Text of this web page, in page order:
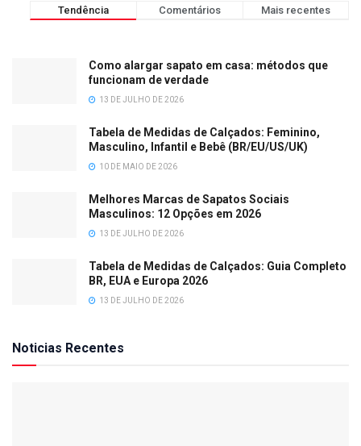
Tendência Comentários Mais recentes
Como alargar sapato em casa: métodos que
funcionam de verdade
13 DE JULHO DE 2026
Tabela de Medidas de Calçados: Feminino,
Masculino, Infantil e Bebê (BR/EU/US/UK)
10 DE MAIO DE 2026
Melhores Marcas de Sapatos Sociais
Masculinos: 12 Opções em 2026
13 DE JULHO DE 2026
Tabela de Medidas de Calçados: Guia Completo
BR, EUA e Europa 2026
13 DE JULHO DE 2026
Noticias Recentes